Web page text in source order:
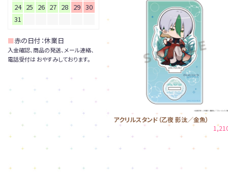
アクリルスタンド（乙夜 影汰／金魚）
24 25 26 27 28 29 30
31
■赤の日付：休業日
入金確認、商品の発送、メール連絡、
電話受付は おやすみしております。